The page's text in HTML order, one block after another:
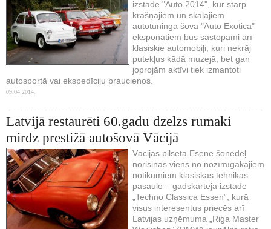
izstāde "Auto 2014", kur starp
krāšņajiem un skaļajiem
autotūninga šova "Auto Exotica"
eksponātiem būs sastopami arī
klasiskie automobiļi, kuri nekrāj
putekļus kādā muzejā, bet gan
joprojām aktīvi tiek izmantoti
autosportā vai ekspedīciju braucienos.
09.04.2014.
Latvijā restaurēti 60.gadu dzelzs rumaki
mirdz prestižā autošovā Vācijā
Vācijas pilsētā Esenē šonedēļ
norisinās viens no nozīmīgākajiem
notikumiem klasiskās tehnikas
pasaulē – gadskārtējā izstāde
„Techno Classica Essen”, kurā
visus interesentus priecēs arī
Latvijas uzņēmuma „Riga Master